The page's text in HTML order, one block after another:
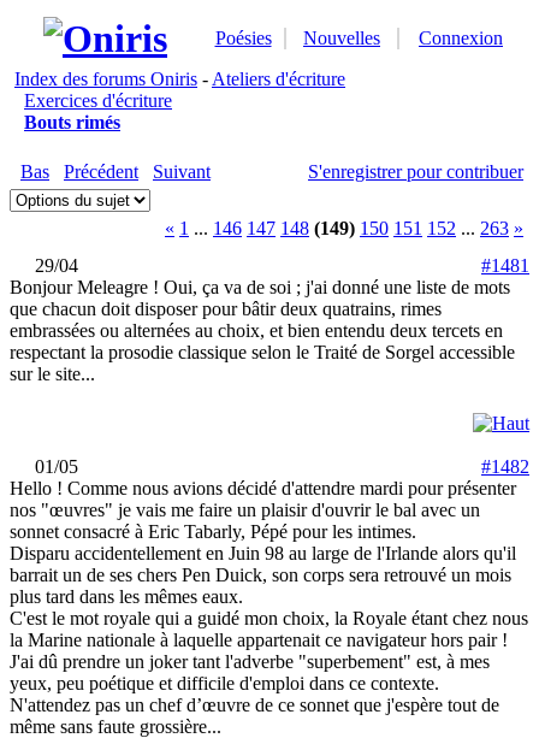
Poésies Nouvelles
Connexion
Index des forums Oniris - Ateliers d'écriture
Exercices d'écriture
Bouts rimés
Bas Précédent Suivant S'enregistrer pour contribuer
« 1 ... 146 147 148 (149) 150 151 152 ... 263 »
29/04
#1481
Bonjour Meleagre ! Oui, ça va de soi ; j'ai donné une liste de mots
que chacun doit disposer pour bâtir deux quatrains, rimes
embrassées ou alternées au choix, et bien entendu deux tercets en
respectant la prosodie classique selon le Traité de Sorgel accessible
sur le site...
01/05
#1482
Hello ! Comme nous avions décidé d'attendre mardi pour présenter
nos "œuvres" je vais me faire un plaisir d'ouvrir le bal avec un
sonnet consacré à Eric Tabarly, Pépé pour les intimes.
Disparu accidentellement en Juin 98 au large de l'Irlande alors qu'il
barrait un de ses chers Pen Duick, son corps sera retrouvé un mois
plus tard dans les mêmes eaux.
C'est le mot royale qui a guidé mon choix, la Royale étant chez nous
la Marine nationale à laquelle appartenait ce navigateur hors pair !
J'ai dû prendre un joker tant l'adverbe "superbement" est, à mes
yeux, peu poétique et difficile d'emploi dans ce contexte.
N'attendez pas un chef d’œuvre de ce sonnet que j'espère tout de
même sans faute grossière...